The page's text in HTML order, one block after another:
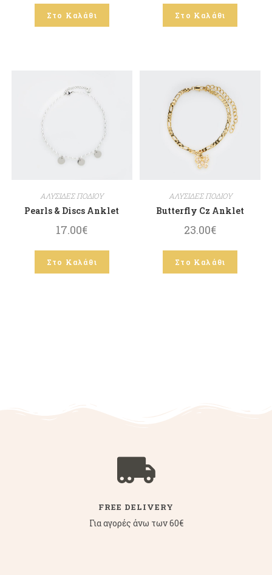
Στο Καλάθι Στο Καλάθι
ΑΛΥΣΙΔΕΣ ΠΟΔΙΟΥ
Pearls & Discs Anklet
17.00€
Στο Καλάθι
ΑΛΥΣΙΔΕΣ ΠΟΔΙΟΥ
Butterfly Cz Anklet
23.00€
Στο Καλάθι
FREE DELIVERY
Για αγορές άνω των 60€